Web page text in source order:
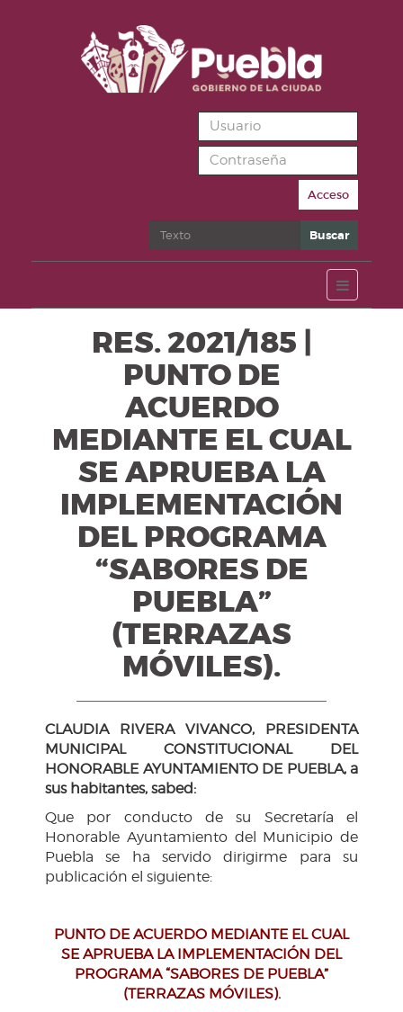
Acceso
Buscar Buscar
RES. 2021/185 |
PUNTO DE
ACUERDO
MEDIANTE EL CUAL
SE APRUEBA LA
IMPLEMENTACIÓN
DEL PROGRAMA
“SABORES DE
PUEBLA”
(TERRAZAS
MÓVILES).
CLAUDIA RIVERA VIVANCO, PRESIDENTA
MUNICIPAL CONSTITUCIONAL DEL
HONORABLE AYUNTAMIENTO DE PUEBLA, a
sus habitantes, sabed:
Que por conducto de su Secretaría el
Honorable Ayuntamiento del Municipio de
Puebla se ha servido dirigirme para su
publicación el siguiente:
PUNTO DE ACUERDO MEDIANTE EL CUAL
SE APRUEBA LA IMPLEMENTACIÓN DEL
PROGRAMA “SABORES DE PUEBLA”
(TERRAZAS MÓVILES).